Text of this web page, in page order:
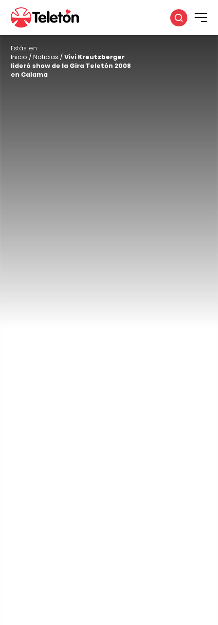
Estás en:
Inicio /Noticias /Vivi Kreutzberger
lideró show de la Gira Teletón 2008
en Calama